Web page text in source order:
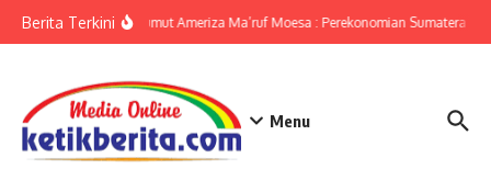
Berita TerkiniKPwBI Sumut Ameriza Ma’ruf Moesa : Perekonomian Sumatera
Menu